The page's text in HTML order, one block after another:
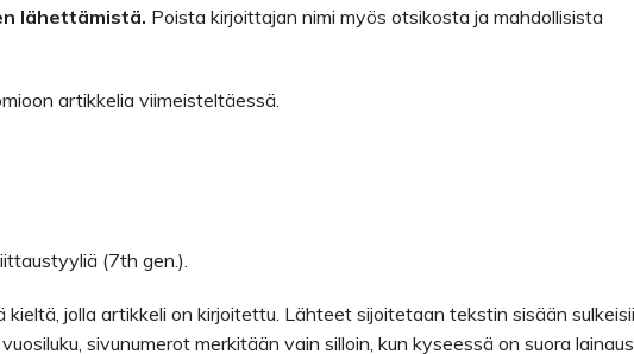
lähettämistä. Poista kirjoittajan nimi myös otsikosta ja mahdollisista
artikkelia viimeisteltäessä.
(7th gen.).
jolla artikkeli on kirjoitettu. Lähteet sijoitetaan tekstin sisään
sivunumerot merkitään vain silloin, kun kyseessä on suora